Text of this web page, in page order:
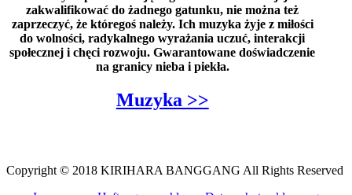
zakwalifikować do żadnego gatunku, nie można też
zaprzeczyć, że któregoś należy. Ich muzyka żyje z miłości
do wolności, radykalnego wyrażania uczuć, interakcji
społecznej i chęci rozwoju. Gwarantowane doświadczenie
na granicy nieba i piekła.
Muzyka >>
Copyright © 2018 KIRIHARA BANGGANG All Rights Reserved